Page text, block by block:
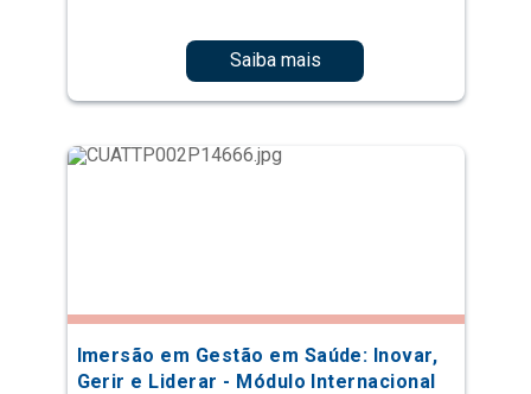
Saiba mais
Imersão em Gestão em Saúde: Inovar,
Gerir e Liderar - Módulo Internacional